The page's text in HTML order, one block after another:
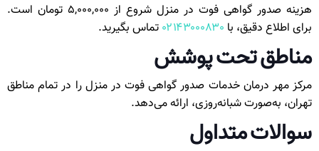
هزینه صدور گواهی فوت در منزل شروع از ۵,۰۰۰,۰۰۰ تومان است.
برای اطلاع دقیق، با ۰۲۱۴۳۰۰۰۸۳۰ تماس بگیرید.
مناطق تحت پوشش
مرکز مهر درمان خدمات صدور گواهی فوت در منزل را در تمام مناطق
تهران، به‌صورت شبانه‌روزی، ارائه می‌دهد.
سوالات متداول